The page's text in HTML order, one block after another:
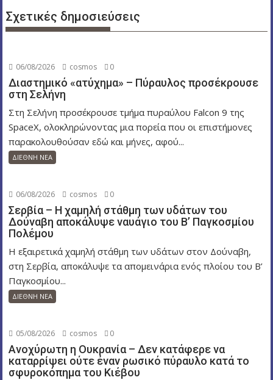
η
σ
ρ
θ
ω
ν
Σχετικές δημοσιεύσεις
06/08/2026 cosmos 0
Διαστημικό «ατύχημα» – Πύραυλος προσέκρουσε
στη Σελήνη
Στη Σελήνη προσέκρουσε τμήμα πυραύλου Falcon 9 της
SpaceX, ολοκληρώνοντας μια πορεία που οι επιστήμονες
παρακολουθούσαν εδώ και μήνες, αφού...
ΔΙΕΘΝΗ ΝΕΑ
06/08/2026 cosmos 0
Σερβία – Η χαμηλή στάθμη των υδάτων του
Δούναβη αποκάλυψε ναυάγιο του Β’ Παγκοσμίου
Πολέμου
Η εξαιρετικά χαμηλή στάθμη των υδάτων στον Δούναβη,
στη Σερβία, αποκάλυψε τα απομεινάρια ενός πλοίου του Β’
Παγκοσμίου...
ΔΙΕΘΝΗ ΝΕΑ
05/08/2026 cosmos 0
Ανοχύρωτη η Ουκρανία – Δεν κατάφερε να
καταρρίψει ούτε έναν ρωσικό πύραυλο κατά το
σφυροκόπημα του Κιέβου